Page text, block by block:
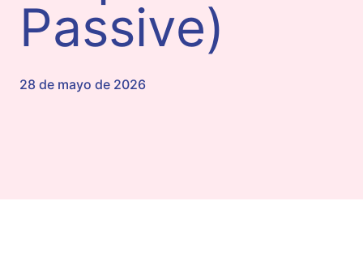
Passive)
28 de mayo de 2026